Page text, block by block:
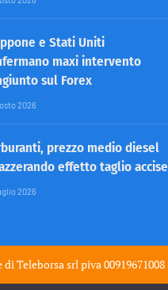
e Stati Uniti
maxi intervento
sul Forex
2026
prezzo medio diesel
effetto taglio accise
2026
di Teleborsa srl piva 00919671008